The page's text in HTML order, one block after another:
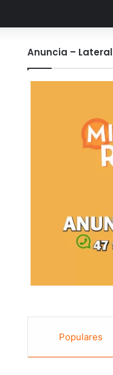
Anuncia – Lateral
Populares